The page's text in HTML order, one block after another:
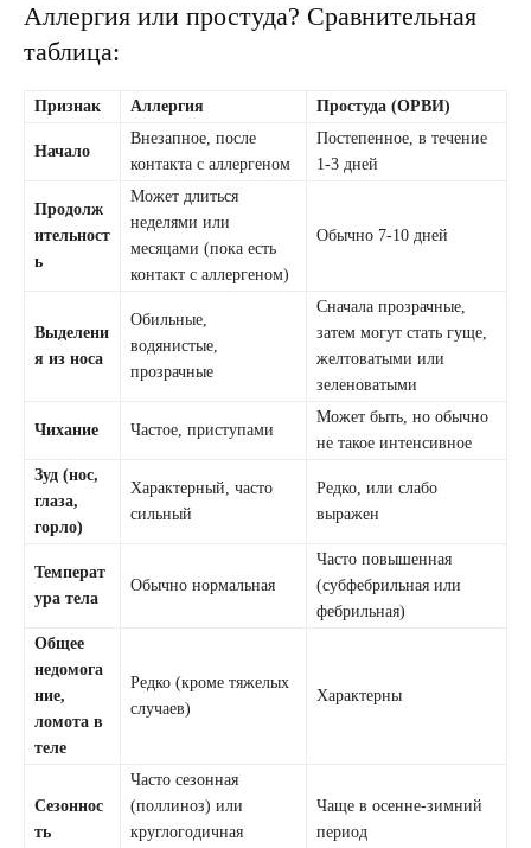
Аллергия или простуда? Сравнительная
таблица:
Признак Аллергия Простуда (ОРВИ)
Начало
Внезапное, после
контакта с аллергеном
Постепенное, в течение
1-3 дней
Продолж
ительност
ь
Может длиться
неделями или
месяцами (пока есть
контакт с аллергеном)
Обычно 7-10 дней
Выделени
я из носа
Обильные,
водянистые,
прозрачные
Сначала прозрачные,
затем могут стать гуще,
желтоватыми или
зеленоватыми
Чихание Частое, приступами
Может быть, но обычно
не такое интенсивное
Зуд (нос,
глаза,
горло)
Характерный, часто
сильный
Редко, или слабо
выражен
Температ
ура тела
Обычно нормальная
Часто повышенная
(субфебрильная или
фебрильная)
Общее
недомога
ние,
ломота в
теле
Редко (кроме тяжелых
случаев)
Характерны
Сезоннос
ть
Часто сезонная
(поллиноз) или
круглогодичная
Чаще в осенне-зимний
период